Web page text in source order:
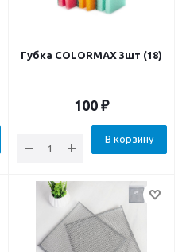
Губка COLORMAX 3шт (18)
100 ₽
В корзину